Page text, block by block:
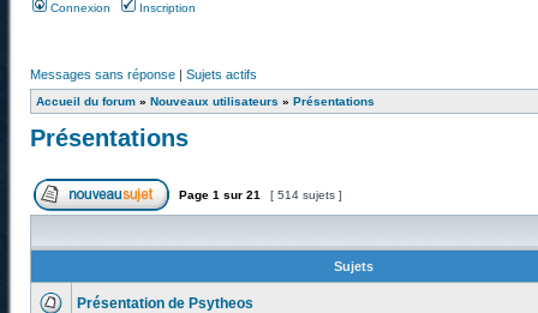
Connexion Inscription
Messages sans réponse | Sujets actifs
Accueil du forum » Nouveaux utilisateurs » Présentations
Présentations
Page 1 sur 21 [ 514 sujets ]
Sujets
Présentation de Psytheos